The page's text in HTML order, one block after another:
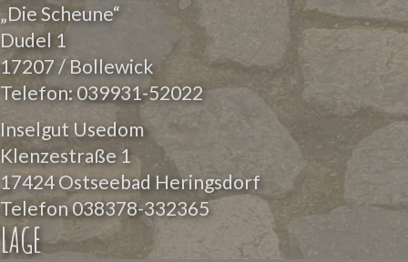
„Die Scheune“
Dudel 1
17207 / Bollewick
Telefon:039931-52022
Inselgut Usedom
Klenzestraße 1
17424 Ostseebad Heringsdorf
Telefon038378-332365
LAGE